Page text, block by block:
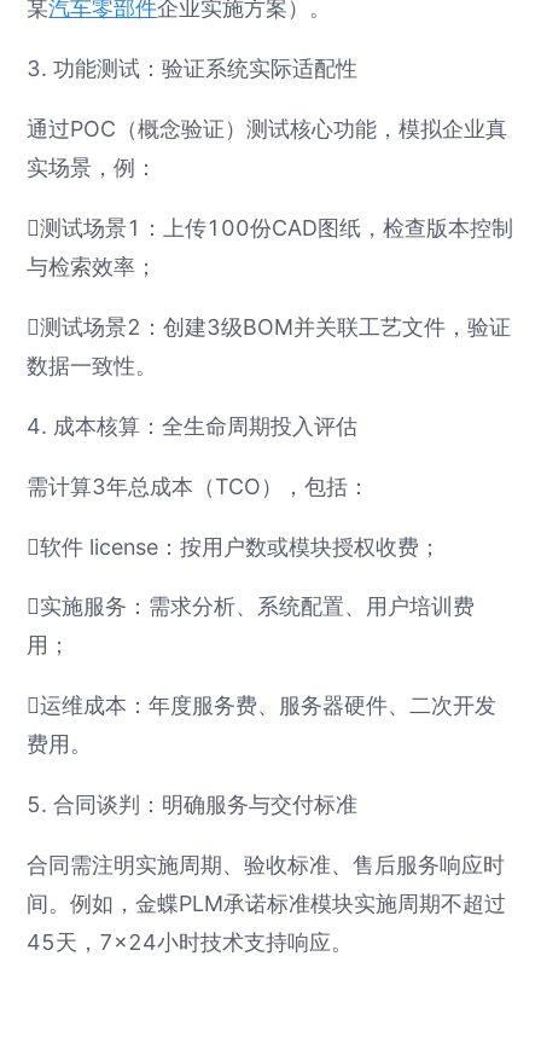
某汽车零部件企业实施方案）。
3. 功能测试：验证系统实际适配性
通过POC（概念验证）测试核心功能，模拟企业真
实场景，例：
测试场景1：上传100份CAD图纸，检查版本控制
与检索效率；
测试场景2：创建3级BOM并关联工艺文件，验证
数据一致性。
4. 成本核算：全生命周期投入评估
需计算3年总成本（TCO），包括：
软件 license：按用户数或模块授权收费；
实施服务：需求分析、系统配置、用户培训费
用；
运维成本：年度服务费、服务器硬件、二次开发
费用。
5. 合同谈判：明确服务与交付标准
合同需注明实施周期、验收标准、售后服务响应时
间。例如，金蝶PLM承诺标准模块实施周期不超过
45天，7×24小时技术支持响应。